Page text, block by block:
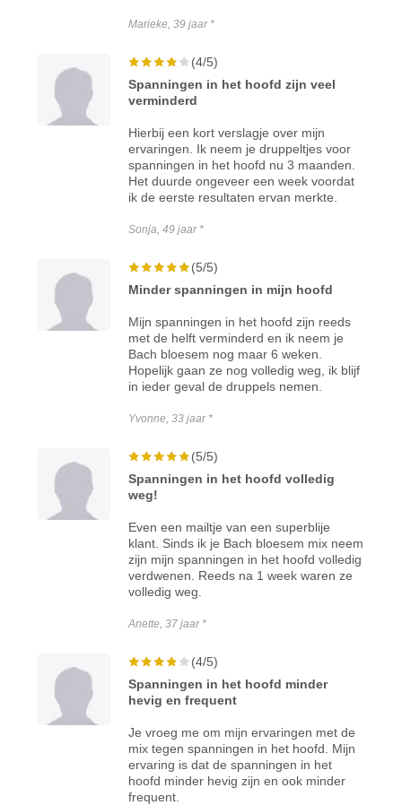
Marieke, 39 jaar *
(4/5)
Spanningen in het hoofd zijn veel
verminderd
Hierbij een kort verslagje over mijn
ervaringen. Ik neem je druppeltjes voor
spanningen in het hoofd nu 3 maanden.
Het duurde ongeveer een week voordat
ik de eerste resultaten ervan merkte.
Sonja, 49 jaar *
(5/5)
Minder spanningen in mijn hoofd
Mijn spanningen in het hoofd zijn reeds
met de helft verminderd en ik neem je
Bach bloesem nog maar 6 weken.
Hopelijk gaan ze nog volledig weg, ik blijf
in ieder geval de druppels nemen.
Yvonne, 33 jaar *
(5/5)
Spanningen in het hoofd volledig
weg!
Even een mailtje van een superblije
klant. Sinds ik je Bach bloesem mix neem
zijn mijn spanningen in het hoofd volledig
verdwenen. Reeds na 1 week waren ze
volledig weg.
Anette, 37 jaar *
(4/5)
Spanningen in het hoofd minder
hevig en frequent
Je vroeg me om mijn ervaringen met de
mix tegen spanningen in het hoofd. Mijn
ervaring is dat de spanningen in het
hoofd minder hevig zijn en ook minder
frequent.